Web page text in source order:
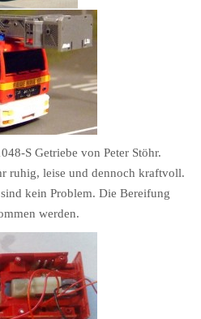
S Getriebe von Peter Stöhr.
ruhig, leise und dennoch kraftvoll.
kein Problem. Die Bereifung
werden.